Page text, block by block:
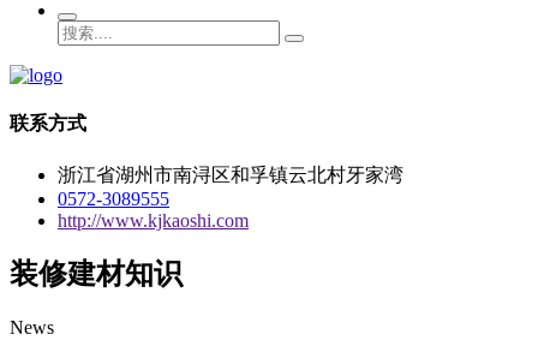
联系方式
浙江省湖州市南浔区和孚镇云北村牙家湾
0572-3089555
http://www.kjkaoshi.com
装修建材知识
News